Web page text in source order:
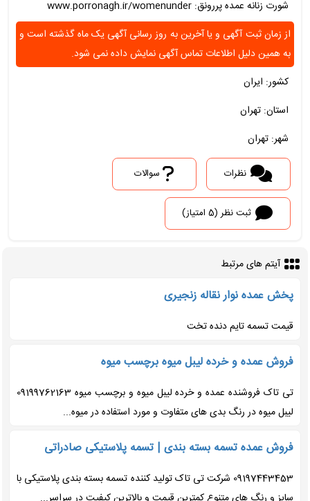
شورت زنانه عمده پررونق: www.porronagh.ir/womenunder
از زمان ثبت آگهی و یا آخرین به روز رسانی آگهی یک ماه گذشته است و
به همین دلیل اطلاعات تماس آگهی نمایش داده نمی شود.
کشور: ایران
استان: تهران
شهر: تهران
نظرات سوالات
ثبت نظر (5 امتیاز)
آیتم های مرتبط
پخش عمده نوار نقاله زنجیری
قیمت تسمه تایم دنده تخت
فروش عمده و خرده لیبل میوه برچسب میوه
تی تاک فروشنده عمده و خرده لیبل میوه و برچسب میوه 09199762163
لیبل میوه در رنگ بدی های متفاوت و مورد استفاده در میوه...
فروش عمده تسمه بسته بندی | تسمه پلاستیکی صادراتی
09197443453 شرکت تی تاک تولید کننده تسمه بسته بندی پلاستیکی با